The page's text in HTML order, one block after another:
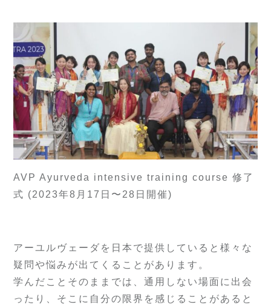
AVP Ayurveda intensive training course 修了
式 (2023年8月17日〜28日開催)
アーユルヴェーダを日本で提供していると様々な
疑問や悩みが出てくることがあります。
学んだことそのままでは、通用しない場面に出会
ったり、そこに自分の限界を感じることがあると